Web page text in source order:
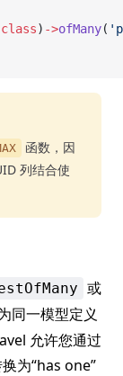
) ->ofMany(
函数，因
列结合使
或
同一模型定义
允许您通过
为“has one”